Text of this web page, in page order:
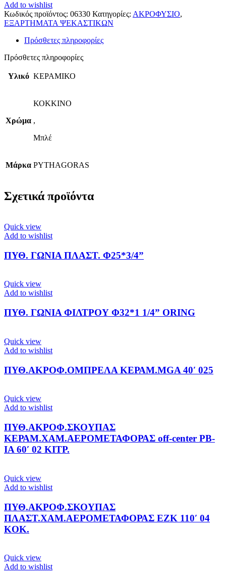
Add to wishlist
Κωδικός προϊόντος: 06330 Κατηγορίες: ΑΚΡΟΦΥΣΙΟ,
ΕΞΑΡΤΗΜΑΤΑ ΨΕΚΑΣΤΙΚΩΝ
Πρόσθετες πληροφορίες
Πρόσθετες πληροφορίες
Υλικό ΚΕΡΑΜΙΚΟ
Χρώμα
ΚΟΚΚΙΝΟ
,
Μπλέ
Μάρκα PYTHAGORAS
Σχετικά προϊόντα
Quick view
Add to wishlist
ΠΥΘ. ΓΩΝΙΑ ΠΛΑΣΤ. Φ25*3/4”
Quick view
Add to wishlist
ΠΥΘ. ΓΩΝΙΑ ΦΙΛΤΡΟΥ Φ32*1 1/4” ORING
Quick view
Add to wishlist
ΠΥΘ.ΑΚΡΟΦ.ΟΜΠΡΕΛΑ ΚΕΡΑΜ.MGA 40′ 025
Quick view
Add to wishlist
ΠΥΘ.ΑΚΡΟΦ.ΣΚΟΥΠΑΣ
ΚΕΡΑΜ.ΧΑΜ.ΑΕΡΟΜΕΤΑΦΟΡΑΣ off-center PB-
IA 60′ 02 ΚΙΤΡ.
Quick view
Add to wishlist
ΠΥΘ.ΑΚΡΟΦ.ΣΚΟΥΠΑΣ
ΠΛΑΣΤ.ΧΑΜ.ΑΕΡΟΜΕΤΑΦΟΡΑΣ ΕΖΚ 110′ 04
KOK.
Quick view
Add to wishlist